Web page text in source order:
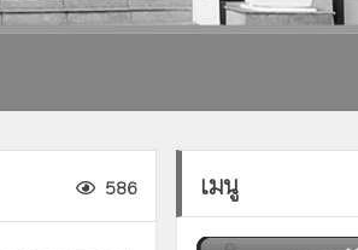
586 เมนู